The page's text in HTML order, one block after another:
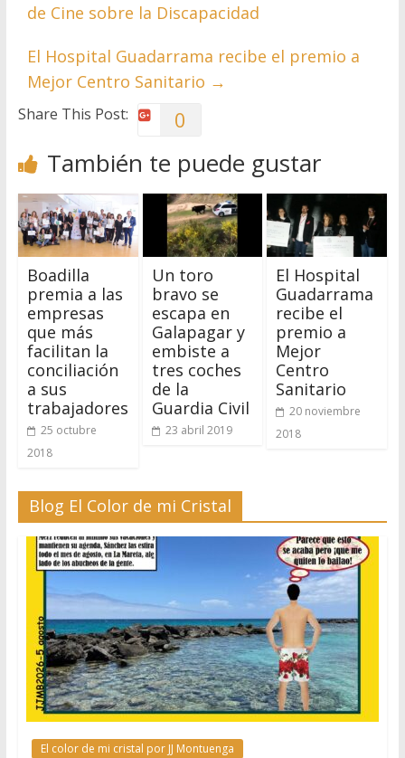
de Cine sobre la Discapacidad
El Hospital Guadarrama recibe el premio a
Mejor Centro Sanitario →
Share This Post: 0
También te puede gustar
Boadilla
premia a las
empresas
que más
facilitan la
conciliación
a sus
trabajadores
25 octubre
2018
Un toro
bravo se
escapa en
Galapagar y
embiste a
tres coches
de la
Guardia Civil
23 abril 2019
El Hospital
Guadarrama
recibe el
premio a
Mejor
Centro
Sanitario
20 noviembre
2018
Blog El Color de mi Cristal
El color de mi cristal por JJ Montuenga